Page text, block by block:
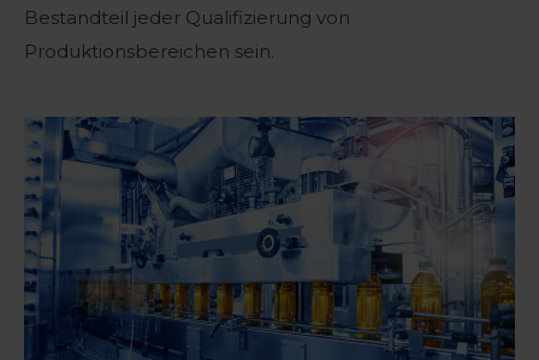
Bestandteil jeder Qualifizierung von
Produktionsbereichen sein.